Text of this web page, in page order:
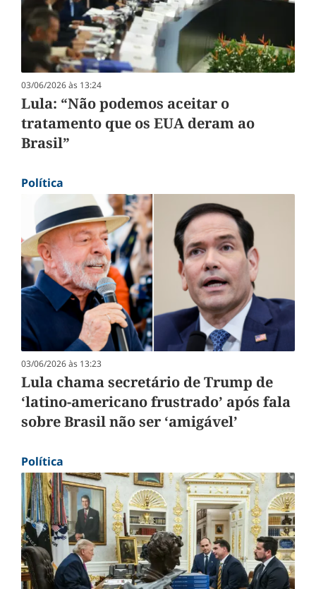
03/06/2026 às 13:24
Lula: “Não podemos aceitar o
tratamento que os EUA deram ao
Brasil”
Política
03/06/2026 às 13:23
Lula chama secretário de Trump de
‘latino-americano frustrado’ após fala
sobre Brasil não ser ‘amigável’
Política